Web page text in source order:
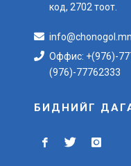
код, 2702 тоот.
info@chonogol.mn
Оффис: +(976)-
(976)-77762333
БИДНИЙГ